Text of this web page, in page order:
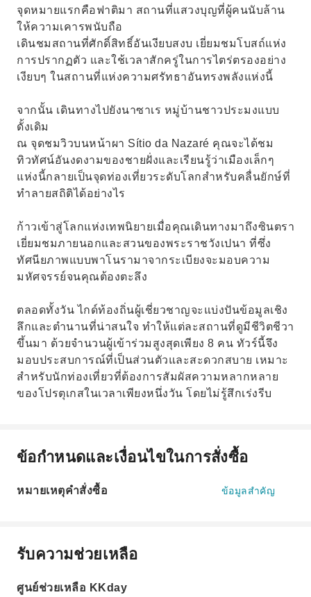
จุดหมายแรกคือฟาติมา สถานที่แสวงบุญที่ผู้คนนับล้าน
ให้ความเคารพนับถือ
เดินชมสถานที่ศักดิ์สิทธิ์อันเงียบสงบ เยี่ยมชมโบสถ์แห่ง
การปรากฏตัว และใช้เวลาสักครู่ในการไตร่ตรองอย่าง
เงียบๆ ในสถานที่แห่งความศรัทธาอันทรงพลังแห่งนี้
จากนั้น เดินทางไปยังนาซาเร หมู่บ้านชาวประมงแบบ
ดั้งเดิม
ณ จุดชมวิวบนหน้าผา Sítio da Nazaré คุณจะได้ชม
ทิวทัศน์อันงดงามของชายฝั่งและเรียนรู้ว่าเมืองเล็กๆ
แห่งนี้กลายเป็นจุดท่องเที่ยวระดับโลกสำหรับคลื่นยักษ์ที่
ทำลายสถิติได้อย่างไร
ก้าวเข้าสู่โลกแห่งเทพนิยายเมื่อคุณเดินทางมาถึงซินตรา
เยี่ยมชมภายนอกและสวนของพระราชวังเปนา ที่ซึ่ง
ทัศนียภาพแบบพาโนรามาจากระเบียงจะมอบความ
มหัศจรรย์จนคุณต้องตะลึง
ตลอดทั้งวัน ไกด์ท้องถิ่นผู้เชี่ยวชาญจะแบ่งปันข้อมูลเชิง
ลึกและตำนานที่น่าสนใจ ทำให้แต่ละสถานที่ดูมีชีวิตชีวา
ขึ้นมา ด้วยจำนวนผู้เข้าร่วมสูงสุดเพียง 8 คน ทัวร์นี้จึง
มอบประสบการณ์ที่เป็นส่วนตัวและสะดวกสบาย เหมาะ
สำหรับนักท่องเที่ยวที่ต้องการสัมผัสความหลากหลาย
ของโปรตุเกสในเวลาเพียงหนึ่งวัน โดยไม่รู้สึกเร่งรีบ
ข้อกำหนดและเงื่อนไขในการสั่งซื้อ
หมายเหตุคำสั่งซื้อ ข้อมูลสำคัญ
รับความช่วยเหลือ
ศูนย์ช่วยเหลือ KKday